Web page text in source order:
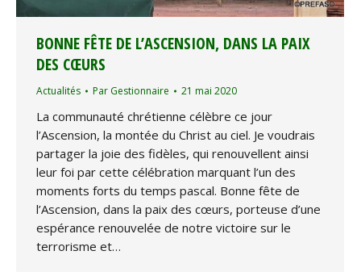
BONNE FÊTE DE L’ASCENSION, DANS LA PAIX
DES CŒURS
Actualités Par Gestionnaire 21 mai 2020
La communauté chrétienne célèbre ce jour
l’Ascension, la montée du Christ au ciel. Je voudrais
partager la joie des fidèles, qui renouvellent ainsi
leur foi par cette célébration marquant l’un des
moments forts du temps pascal. Bonne fête de
l’Ascension, dans la paix des cœurs, porteuse d’une
espérance renouvelée de notre victoire sur le
terrorisme et…